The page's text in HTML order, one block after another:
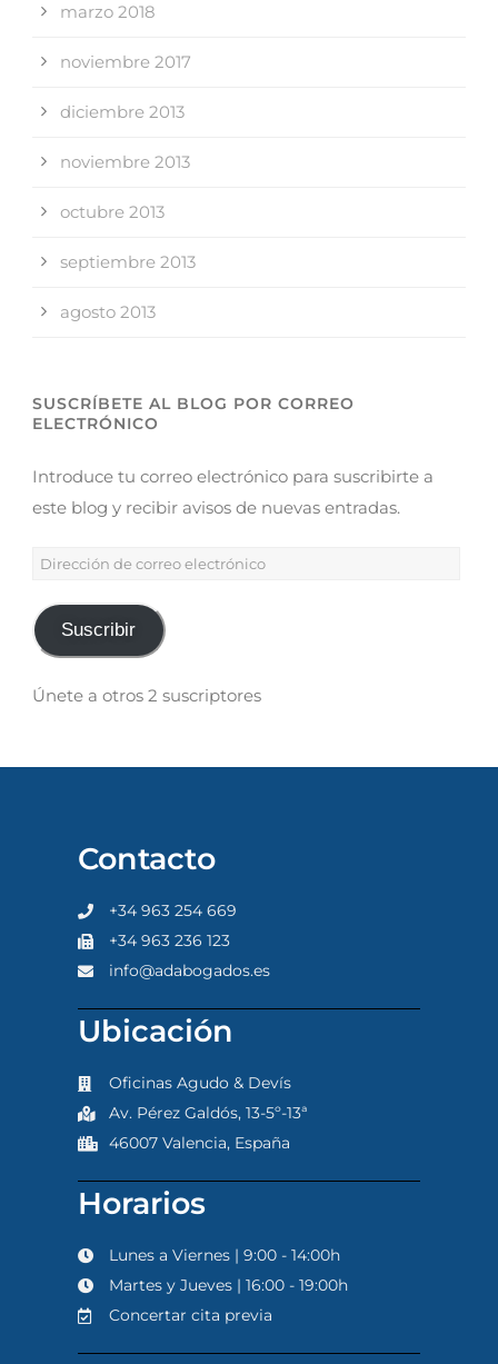
marzo 2018
noviembre 2017
diciembre 2013
noviembre 2013
octubre 2013
septiembre 2013
agosto 2013
SUSCRÍBETE AL BLOG POR CORREO
ELECTRÓNICO
Introduce tu correo electrónico para suscribirte a
este blog y recibir avisos de nuevas entradas.
Suscribir
Únete a otros 2 suscriptores
Contacto
+34 963 254 669
+34 963 236 123
info@adabogados.es
Ubicación
Oficinas Agudo & Devís
Av. Pérez Galdós, 13-5º-13ª
46007 Valencia, España
Horarios
Lunes a Viernes | 9:00 - 14:00h
Martes y Jueves | 16:00 - 19:00h
Concertar cita previa